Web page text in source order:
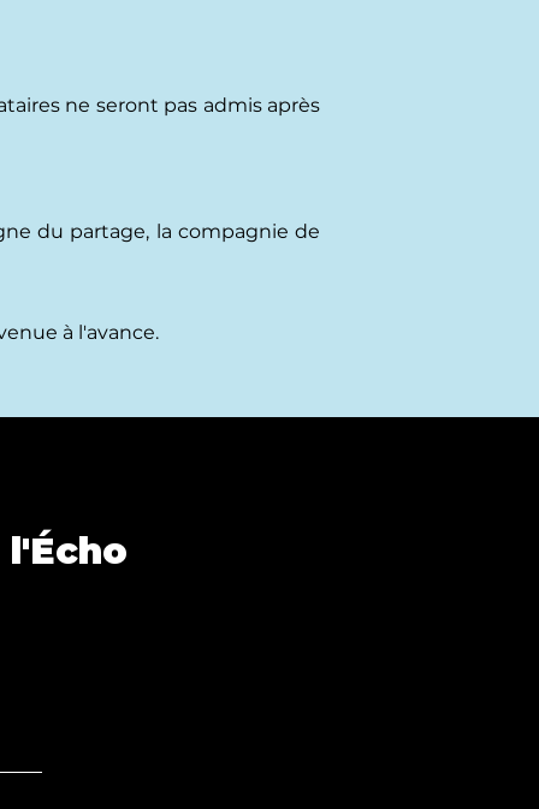
ne seront pas admis après
du partage, la compagnie de
à l'avance.